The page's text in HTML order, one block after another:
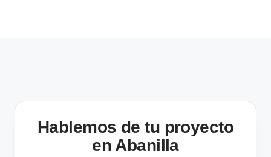
Hablemos de tu proyecto
en Abanilla